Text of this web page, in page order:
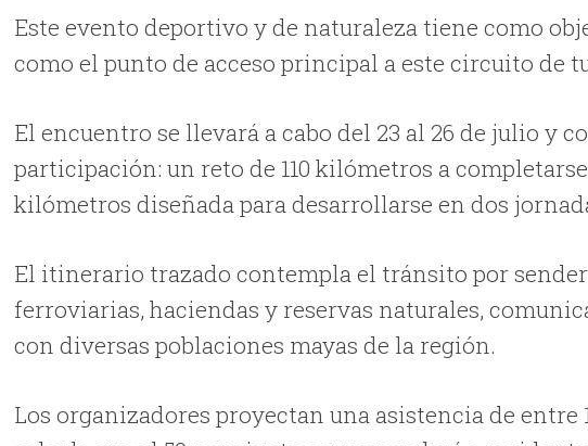
Este evento deportivo y de naturaleza tiene como
como el punto de acceso principal a este circuito de
El encuentro se llevará a cabo del 23 al 26 de julio y
participación: un reto de 110 kilómetros a
kilómetros diseñada para desarrollarse en dos
El itinerario trazado contempla el tránsito por
ferroviarias, haciendas y reservas naturales,
con diversas poblaciones mayas de la región.
Los organizadores proyectan una asistencia de entre